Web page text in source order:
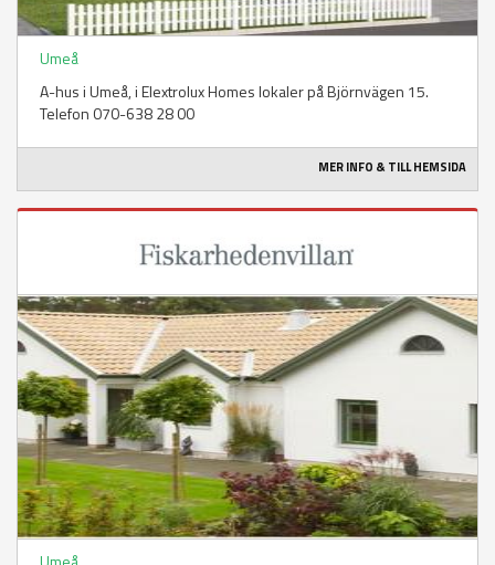
Umeå
A-hus i Umeå, i Elextrolux Homes lokaler på Björnvägen 15.
Telefon 070-638 28 00
MER INFO & TILL HEMSIDA